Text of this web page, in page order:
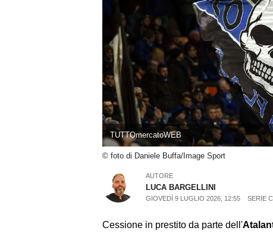
TUTTOmercatoWEB
© foto di Daniele Buffa/Image Sport
AUTORE
LUCA BARGELLINI
GIOVEDÌ 9 LUGLIO 2026, 12:55 SERIE C
Cessione in prestito da parte dell'